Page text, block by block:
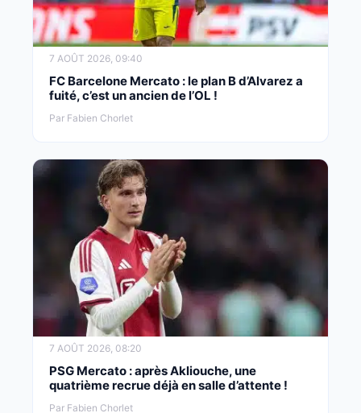
7 AOÛT 2026, 09:40
FC Barcelone Mercato : le plan B d’Alvarez a
fuité, c’est un ancien de l’OL !
Par Fabien Chorlet
7 AOÛT 2026, 08:20
PSG Mercato : après Akliouche, une
quatrième recrue déjà en salle d’attente !
Par Fabien Chorlet